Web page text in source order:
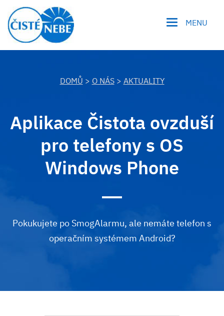
MENU
DOMŮ > O NÁS> AKTUALITY
Aplikace Čistota ovzduší
pro telefony s OS
Windows Phone
Pokukujete po SmogAlarmu, ale nemáte telefon s
operačním systémem Android?